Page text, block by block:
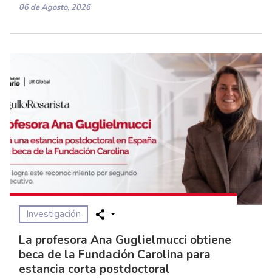
06 de Agosto, 2026
Investigación
La profesora Ana Guglielmucci obtiene
beca de la Fundación Carolina para
estancia corta postdoctoral